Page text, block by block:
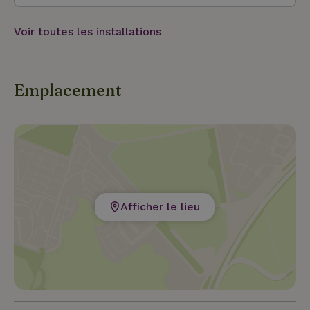
Voir toutes les installations
Emplacement
Afficher le lieu